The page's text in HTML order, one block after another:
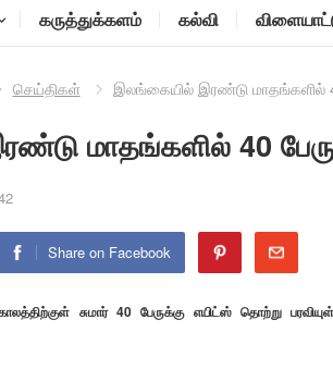
கருத்துக்களம் கல்வி
செய்திகள் இலங்கையில் இரண்டு மாதங்களில்
மாதங்களில் 40
Share on Facebook
சுமார் 40 பேருக்கு எயிட்ஸ் தொற்று